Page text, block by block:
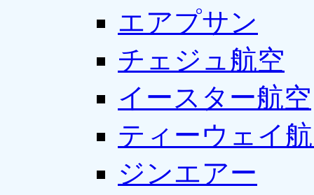
エアプサン
チェジュ航空
イースター航空
ティーウェイ
ジンエアー